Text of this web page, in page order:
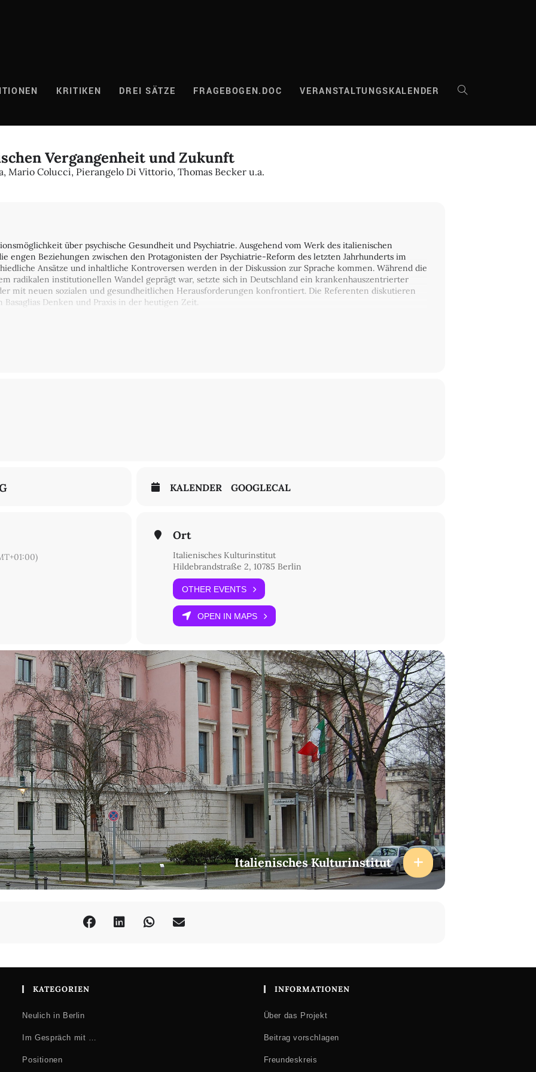
KRITIKEN DREI SÄTZE FRAGEBOGEN.DOC VERANSTALTUNGSKALENDER WEBSITE-
Vergangenheit und Zukunft
Mario Colucci, Pierangelo Di Vittorio, Thomas Becker u.a.
über psychische Gesundheit und Psychiatrie. Ausgehend vom Werk des italienischen
engen Beziehungen zwischen den Protagonisten der Psychiatrie-Reform des letzten Jahrhunderts im
Ansätze und inhaltliche Kontroversen werden in der Diskussion zur Sprache kommen. Während die
radikalen institutionellen Wandel geprägt war, setzte sich in Deutschland ein krankenhauszentrierter
mit neuen sozialen und gesundheitlichen Herausforderungen konfrontiert. Die Referenten diskutieren
Denken und Praxis in der heutigen Zeit.
Livraria-MondoLibro
KALENDER GOOGLECAL
Ort
Italienisches Kulturinstitut
Hildebrandstraße 2, 10785 Berlin
OTHER EVENTS
OPEN IN MAPS
Italienisches Kulturinstitut
KATEGORIEN
Neulich in Berlin
Im Gespräch mit …
Positionen
INFORMATIONEN
Über das Projekt
Beitrag vorschlagen
Freundeskreis